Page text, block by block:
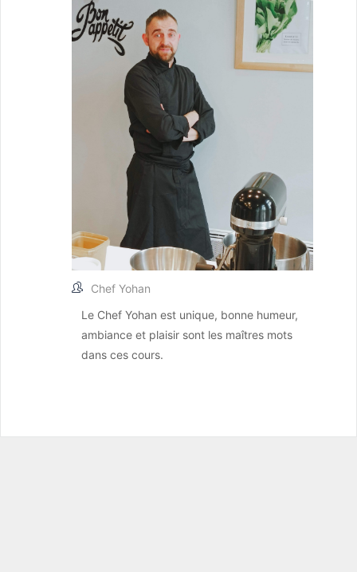
Chef Yohan
Le Chef Yohan est unique, bonne humeur,
ambiance et plaisir sont les maîtres mots
dans ces cours.